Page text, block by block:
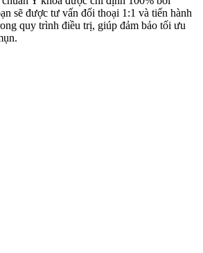
sẽ được tư vấn đối thoại 1:1 và tiến hành
quy trình điều trị, giúp đảm bảo tối ưu